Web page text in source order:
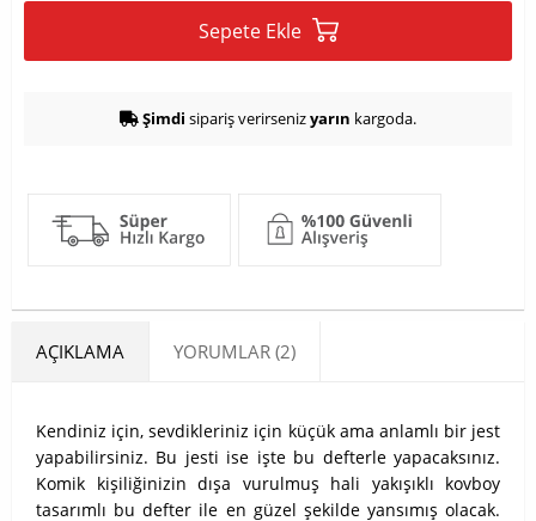
Sepete Ekle
Şimdi sipariş verirsenizyarın kargoda.
AÇIKLAMA YORUMLAR (2)
Kendiniz için, sevdikleriniz için küçük ama anlamlı bir jest
yapabilirsiniz. Bu jesti ise işte bu defterle yapacaksınız.
Komik kişiliğinizin dışa vurulmuş hali yakışıklı kovboy
tasarımlı bu defter ile en güzel şekilde yansımış olacak.